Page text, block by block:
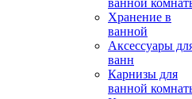
ванной
Хранение в
ванной
Аксессуары
ванн
Карнизы для
ванной